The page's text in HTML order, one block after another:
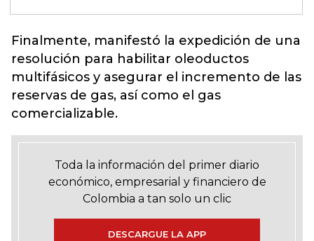
Finalmente, manifestó la expedición de una
resolución para habilitar oleoductos
multifásicos y asegurar el incremento de las
reservas de gas, así como el gas
comercializable.
Toda la información del primer diario
económico, empresarial y financiero de
Colombia a tan solo un clic
DESCARGUE LA APP